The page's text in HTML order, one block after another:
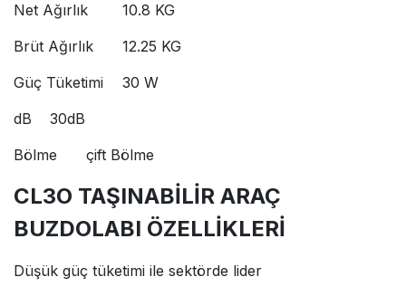
Net Ağırlık
10.8 KG
Brüt Ağırlık
12.25 KG
Güç Tüketimi
30 W
dB
30dB
Bölme
çift Bölme
CL3O TAŞINABİLİR ARAÇ
BUZDOLABI ÖZELLİKLERİ
Düşük güç tüketimi ile sektörde lider